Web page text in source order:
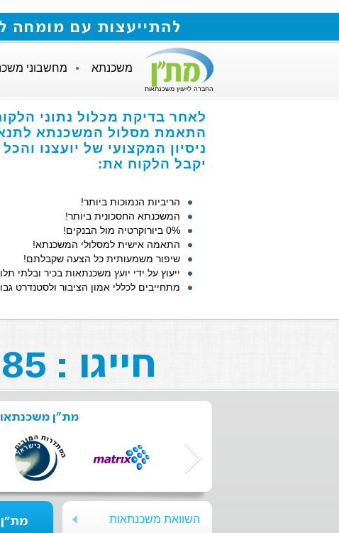
להתייעצות עם מומחה למשכנתאות חייגו
החברה לייעוץ משכנתאות
משכנתא מחשבוני
לאחר בדיקת מכלול נתוני
התאמת מסלול המשכנתא
ניסיון המקצועי של יועצנו
יקבל הלקוח את:
הריביות הנמוכות ביותר!
המשכנתא החסכונית ביותר!
0% ביורוקרטיה מול הבנקים!
התאמה אישית למסלולי המשכנתא!
שיפור משמעותית כל הצעה שקבלתם!
ייעוץ על ידי יועץ משכנתאות בכיר ובלתי
מתחייבים לכללי אמון הציבור ולסטנדרט
חייגו : 073-211-26-85
מת"ן
השוואת משכנתאות